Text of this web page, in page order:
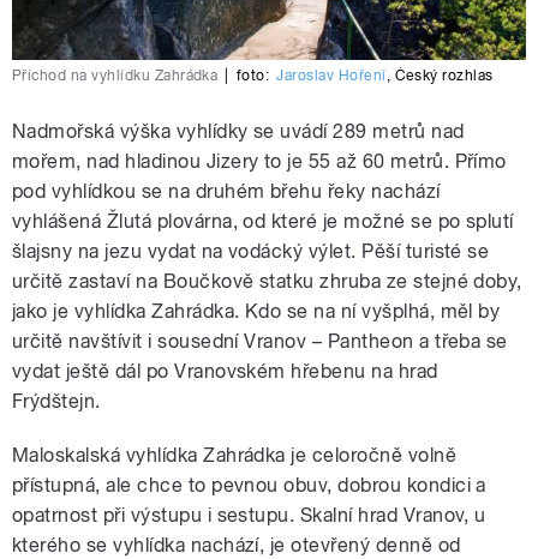
Příchod na vyhlídku Zahrádka foto: Jaroslav Hoření, Český rozhlas
Nadmořská výška vyhlídky se uvádí 289 metrů nad
mořem, nad hladinou Jizery to je 55 až 60 metrů. Přímo
pod vyhlídkou se na druhém břehu řeky nachází
vyhlášená Žlutá plovárna, od které je možné se po splutí
šlajsny na jezu vydat na vodácký výlet. Pěší turisté se
určitě zastaví na Boučkově statku zhruba ze stejné doby,
jako je vyhlídka Zahrádka. Kdo se na ní vyšplhá, měl by
určitě navštívit i sousední Vranov – Pantheon a třeba se
vydat ještě dál po Vranovském hřebenu na hrad
Frýdštejn.
Maloskalská vyhlídka Zahrádka je celoročně volně
přístupná, ale chce to pevnou obuv, dobrou kondici a
opatrnost při výstupu i sestupu. Skalní hrad Vranov, u
kterého se vyhlídka nachází, je otevřený denně od